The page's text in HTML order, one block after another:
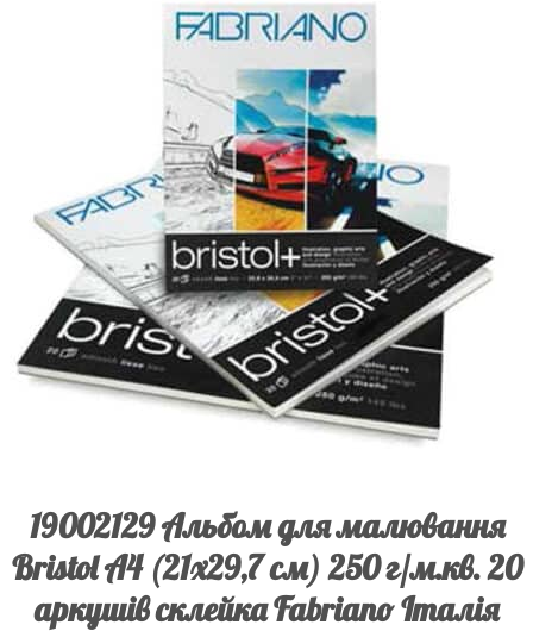
19002129 Альбом для малювання
Bristol А4 (21х29,7 см) 250 г/м.кв. 20
аркушів склейка Fabriano Італія